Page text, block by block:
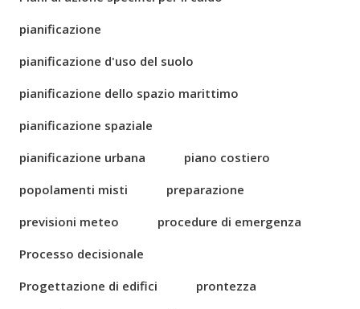
pianificazione
pianificazione d'uso del suolo
pianificazione dello spazio marittimo
pianificazione spaziale
pianificazione urbana
piano costiero
popolamenti misti
preparazione
previsioni meteo
procedure di emergenza
Processo decisionale
Progettazione di edifici
prontezza